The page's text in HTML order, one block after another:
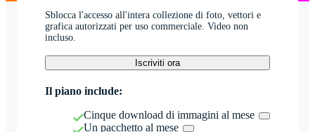
Sblocca l'accesso all'intera collezione di foto, vettori e
grafica autorizzati per uso commerciale. Video non
incluso.
Iscriviti ora
Il piano include:
Cinque download di immagini al mese
Un pacchetto al mese